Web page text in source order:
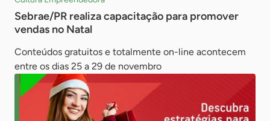
Sebrae/PR realiza capacitação para promover
vendas no Natal
Conteúdos gratuitos e totalmente on-line acontecem
entre os dias 25 a 29 de novembro